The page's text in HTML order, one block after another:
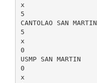
x
5
CANTOLAO SAN MARTIN
5
x
0
USMP SAN MARTIN
0
x